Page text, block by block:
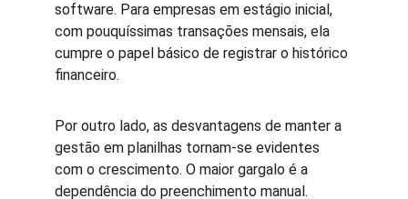
software. Para empresas em estágio inicial,
com pouquíssimas transações mensais, ela
cumpre o papel básico de registrar o histórico
financeiro.
Por outro lado, as desvantagens de manter a
gestão em planilhas tornam-se evidentes
com o crescimento. O maior gargalo é a
dependência do preenchimento manual.